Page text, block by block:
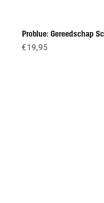
Problue: Gereedschap
€19,95